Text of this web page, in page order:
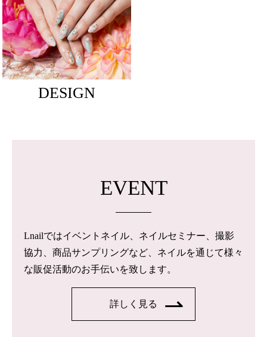
DESIGN
EVENT
Lnailではイベントネイル、ネイルセミナー、撮影
協力、商品サンプリングなど、ネイルを通じて様々
な販促活動のお手伝いを致します。
詳しく見る